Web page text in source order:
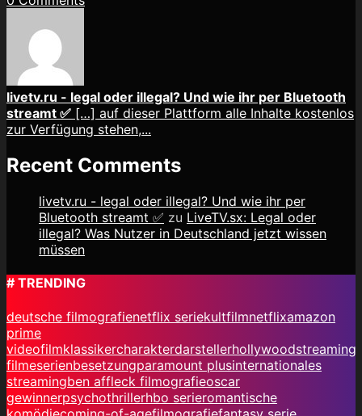
livetv.ru - legal oder illegal? Und wie ihr per Bluetooth
streamt ✅ […] auf dieser Plattform alle Inhalte kostenlos
zur Verfügung stehen,...
Recent Comments
livetv.ru - legal oder illegal? Und wie ihr per
Bluetooth streamt ✅ zu LiveTV.sx: Legal oder
illegal? Was Nutzer in Deutschland jetzt wissen
müssen
# TRENDING
deutsche filmografienetflix seriekultfilmnetflixamazon
prime
videofilmklassikercharakterdarstellerhollywoodstreaming
filmeserienbesetzungparamount plusinternationales
streamingben affleck filmografieoscar
gewinnerpsychothrillerhbo serieromantische